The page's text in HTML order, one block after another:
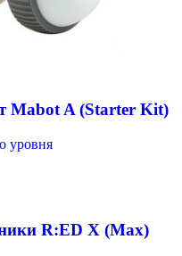
Mabot A (Starter Kit)
уровня
R:ED X (Max)